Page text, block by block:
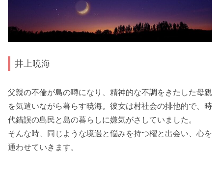
井上暁海
父親の不倫が島の噂になり、精神的な不調をきたした母親
を気遣いながら暮らす暁海。彼女は村社会の排他的で、時
代錯誤の島民と島の暮らしに嫌気がさしていました。
そんな時、同じような境遇と悩みを持つ櫂と出会い、心を
通わせていきます。